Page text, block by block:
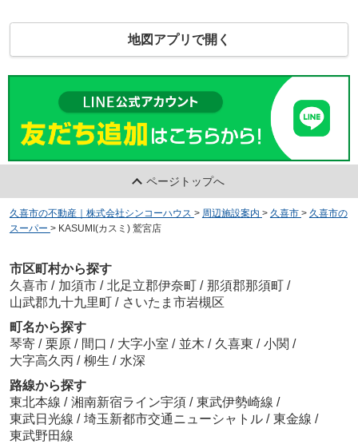
地図アプリで開く
ページトップへ
久喜市の不動産｜株式会社シンコーハウス > 周辺施設案内 > 久喜市 > 久喜市の
スーパー > KASUMI(カスミ) 鷲宮店
市区町村から探す
久喜市 / 加須市 / 北足立郡伊奈町 / 那須郡那須町 /
山武郡九十九里町 / さいたま市岩槻区
町名から探す
琴寄 / 栗原 / 間口 / 大字小室 / 並木 / 久喜東 / 小関 /
大字高久丙 / 柳生 / 水深
路線から探す
東北本線 / 湘南新宿ライン宇須 / 東武伊勢崎線 /
東武日光線 / 埼玉新都市交通ニューシャトル / 東金線 /
東武野田線